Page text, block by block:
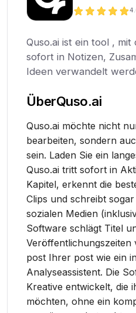
Quso.ai ist ein tool , mit
sofort in Notizen,
Ideen verwandelt
ÜberQuso.ai
Quso.ai möchte nicht
bearbeiten, sondern
sein. Laden Sie ein
Quso.ai tritt sofort in
Kapitel, erkennt die
Clips und schreibt
sozialen Medien
Software schlägt Titel
post Ihrer post wie ein
Analyseassistent. Die
Kreative entwickelt, die
möchten, ohne ein